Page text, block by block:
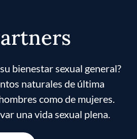
bienestar sexual general?
naturales de última
como de mujeres.
una vida sexual plena.